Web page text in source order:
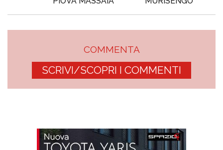
COMMENTA
SCRIVI/SCOPRI I COMMENTI